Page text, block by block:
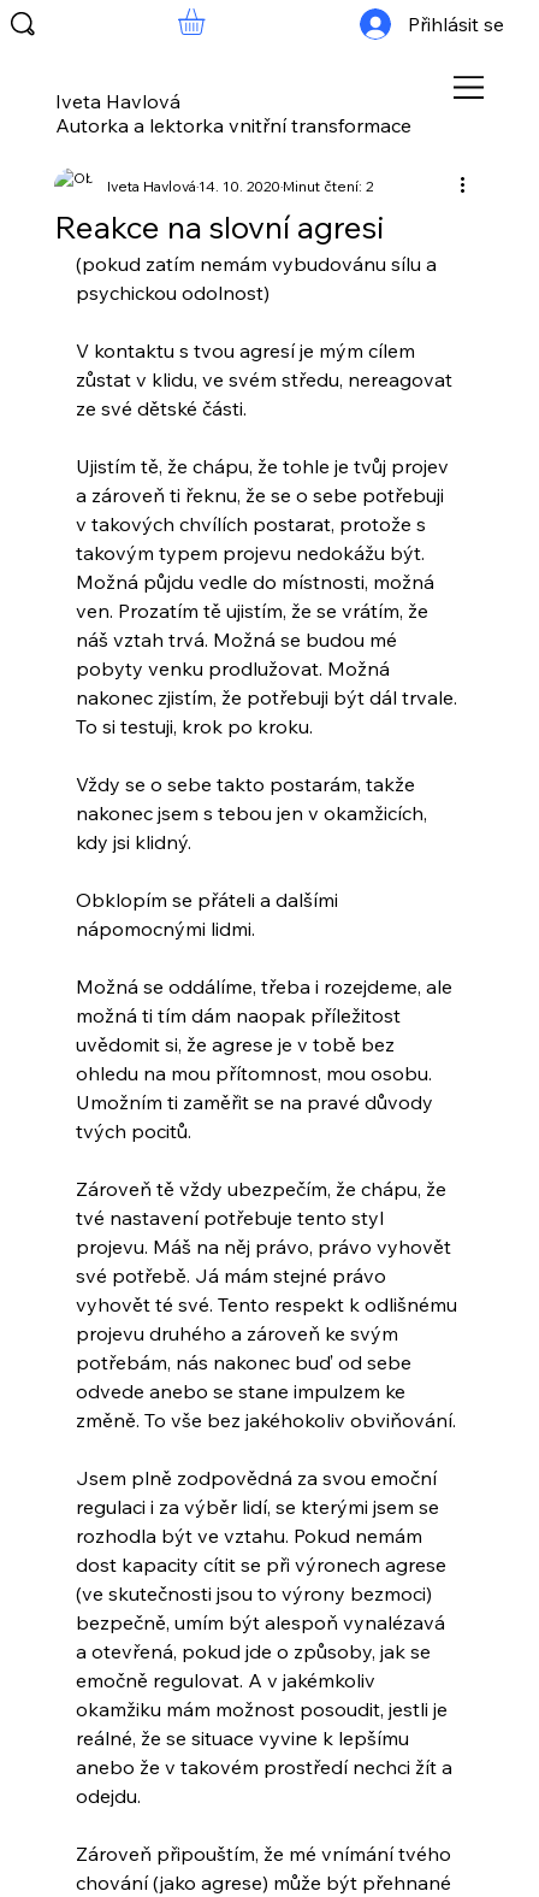
Iveta Havlová
Autorka a lektorka vnitřní transformace
Přihlásit se
Reakce na slovní agresi
Iveta Havlová14. 10. 2020Minut čtení: 2
(pokud zatím nemám vybudovánu sílu a
psychickou odolnost)
V kontaktu s tvou agresí je mým cílem
zůstat v klidu, ve svém středu, nereagovat
ze své dětské části.
Ujistím tě, že chápu, že tohle je tvůj projev
a zároveň ti řeknu, že se o sebe potřebuji
v takových chvílích postarat, protože s
takovým typem projevu nedokážu být.
Možná půjdu vedle do místnosti, možná
ven. Prozatím tě ujistím, že se vrátím, že
náš vztah trvá. Možná se budou mé
pobyty venku prodlužovat. Možná
nakonec zjistím, že potřebuji být dál trvale.
To si testuji, krok po kroku.
Vždy se o sebe takto postarám, takže
nakonec jsem s tebou jen v okamžicích,
kdy jsi klidný.
Obklopím se přáteli a dalšími
nápomocnými lidmi.
Možná se oddálíme, třeba i rozejdeme, ale
možná ti tím dám naopak příležitost
uvědomit si, že agrese je v tobě bez
ohledu na mou přítomnost, mou osobu.
Umožním ti zaměřit se na pravé důvody
tvých pocitů.
Zároveň tě vždy ubezpečím, že chápu, že
tvé nastavení potřebuje tento styl
projevu. Máš na něj právo, právo vyhovět
své potřebě. Já mám stejné právo
vyhovět té své. Tento respekt k odlišnému
projevu druhého a zároveň ke svým
potřebám, nás nakonec buď od sebe
odvede anebo se stane impulzem ke
změně. To vše bez jakéhokoliv obviňování.
Jsem plně zodpovědná za svou emoční
regulaci i za výběr lidí, se kterými jsem se
rozhodla být ve vztahu. Pokud nemám
dost kapacity cítit se při výronech agrese
(ve skutečnosti jsou to výrony bezmoci)
bezpečně, umím být alespoň vynalézavá
a otevřená, pokud jde o způsoby, jak se
emočně regulovat. A v jakémkoliv
okamžiku mám možnost posoudit, jestli je
reálné, že se situace vyvine k lepšímu
anebo že v takovém prostředí nechci žít a
odejdu.
Zároveň připouštím, že mé vnímání tvého
chování (jako agrese) může být přehnané